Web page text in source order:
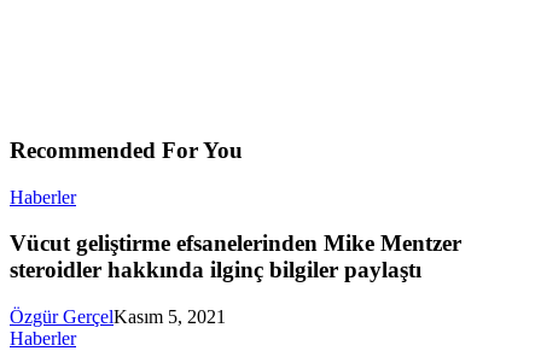
Recommended For You
Haberler
Vücut geliştirme efsanelerinden Mike Mentzer
steroidler hakkında ilginç bilgiler paylaştı
Özgür GerçelKasım 5, 2021
Haberler